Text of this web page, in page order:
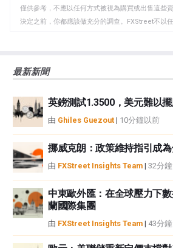
板
僅供參考，不應以任何方式被視為購買或出售這些
決定之前，你都應該做充分的調查。FXStreet不以
觀點，並不代表FXStreet或其廣告商的官方政策或
如果文章正文中沒有明確提到，在撰寫本文時，作
中都沒有頭寸，也沒有與文中提到的任何公司有業
者沒有收到撰寫這篇文章的報酬。
FXStreet和作者不提供個性化的建議。作者對該資
性不作任何陳述。FXStreet和作者將不承擔任何錯
或損害由此資訊及其顯示或使用引起的。錯誤和遺漏
FXStreet並非註冊投資顧問，本文內容無意提供任
最新新聞
英鎊測試1.3500，美元難以
由 Ghiles Guezout | 10分鐘以前
挪威克朗：政策維持指引成
由 FXStreet Insights Team | 32分
中東歐外匯：在全球壓力下
蘭國際集團
由 FXStreet Insights Team | 43分